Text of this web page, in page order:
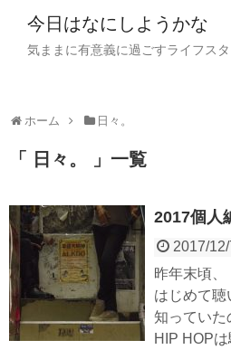
今日はなにしようかな
気ままに有意義に過ごすライフス
ホーム 日々。
日々。 一覧
2017個人
2017/12/
昨年末頃
はじめて聴
知っていた
HIP HOP